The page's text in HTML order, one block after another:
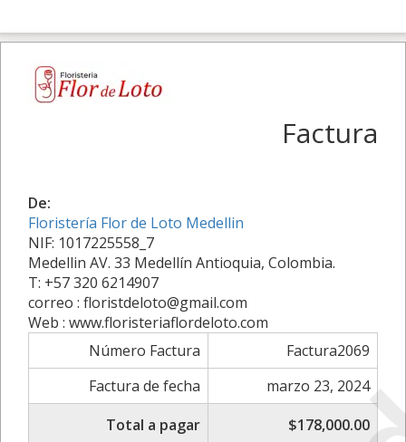
Factura
De:
Floristería Flor de Loto Medellin
NIF: 1017225558_7
Medellin AV. 33 Medellín Antioquia, Colombia.
T: +57 320 6214907
correo : floristdeloto@gmail.com
Web : www.floristeriaflordeloto.com
Número Factura
Factura2069
Factura de fecha
marzo 23, 2024
Total a pagar
$178,000.00